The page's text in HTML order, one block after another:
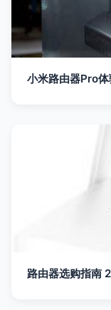
小米路由器Pro
路由器选购指南